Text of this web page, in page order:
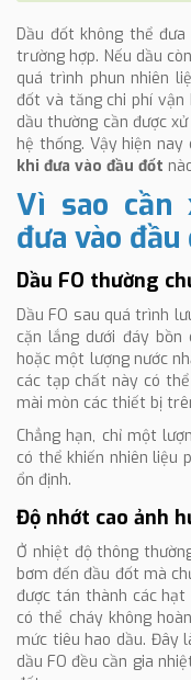
Dầu đốt không thể
trường hợp. Nếu dầu
quá trình phun nhiên
đốt và tăng chi phí vận
dầu thường cần được
hệ thống. Vậy hiện nay
khi đưa vào đầu đốt
Vì sao
đưa vào
Dầu FO thường
Dầu FO sau quá trình
cặn lắng dưới đáy
hoặc một lượng nước
các tạp chất này có
mài mòn các thiết bị
Chẳng hạn, chỉ một
có thể khiến nhiên liệu
ổn định.
Độ nhớt cao ảnh
Ở nhiệt độ thông
bơm đến đầu đốt mà
được tán thành các
có thể cháy không
mức tiêu hao dầu. Đây
dầu FO đều cần gia